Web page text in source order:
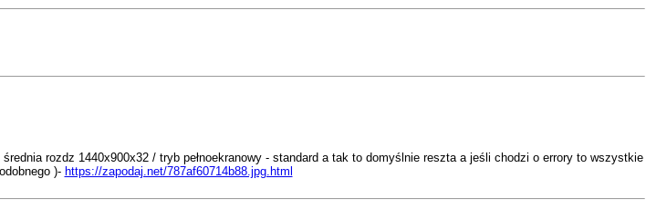
rozdz 1440x900x32 / tryb pełnoekranowy - standard a tak to domyślnie reszta a jeśli chodzi o errory to wszystkie
)- https://zapodaj.net/787af60714b88.jpg.html